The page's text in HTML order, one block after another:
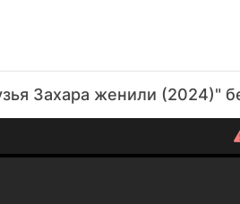
Захара женили (2024)"